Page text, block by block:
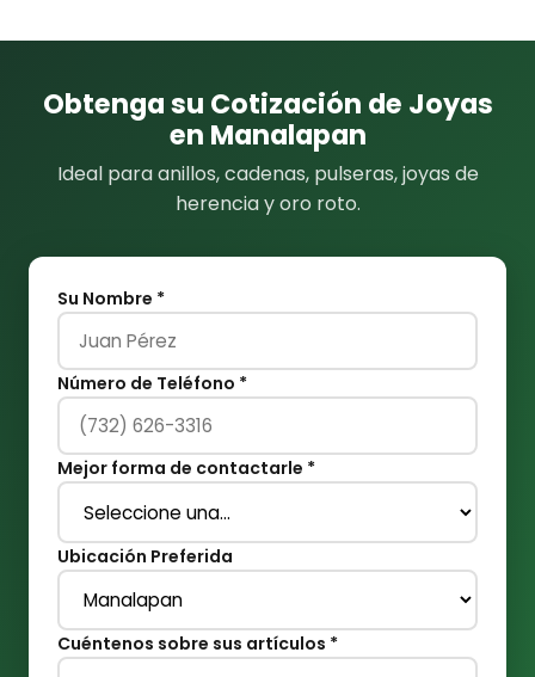
Obtenga su Cotización de Joyas
en Manalapan
Ideal para anillos, cadenas, pulseras, joyas de
herencia y oro roto.
Su Nombre *
Número de Teléfono *
Mejor forma de contactarle *
Ubicación Preferida
Cuéntenos sobre sus artículos *